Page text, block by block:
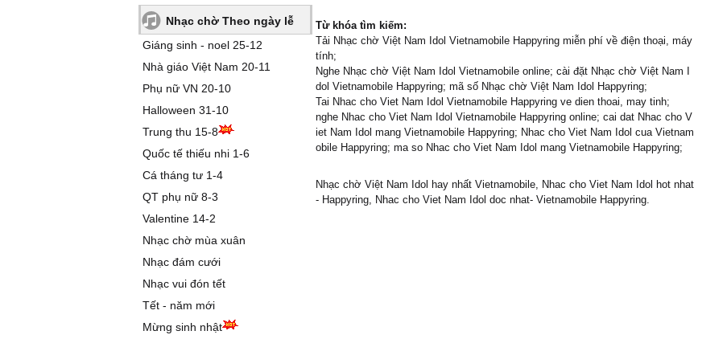
Nhạc chờ Theo ngày lễ
Giáng sinh - noel 25-12
Nhà giáo Việt Nam 20-11
Phụ nữ VN 20-10
Halloween 31-10
Trung thu 15-8
Quốc tế thiếu nhi 1-6
Cá tháng tư 1-4
QT phụ nữ 8-3
Valentine 14-2
Nhạc chờ mùa xuân
Nhạc đám cưới
Nhạc vui đón tết
Tết - năm mới
Mừng sinh nhật
Từ khóa tìm kiếm:
Tải Nhạc chờ Việt Nam Idol Vietnamobile Happyring miễn phí về điện thoại, máy
tính;
Nghe Nhạc chờ Việt Nam Idol Vietnamobile online; cài đặt Nhạc chờ Việt Nam I
dol Vietnamobile Happyring; mã số Nhạc chờ Việt Nam Idol Happyring;
Tai Nhac cho Viet Nam Idol Vietnamobile Happyring ve dien thoai, may tinh;
nghe Nhac cho Viet Nam Idol Vietnamobile Happyring online; cai dat Nhac cho V
iet Nam Idol mang Vietnamobile Happyring; Nhac cho Viet Nam Idol cua Vietnam
obile Happyring; ma so Nhac cho Viet Nam Idol mang Vietnamobile Happyring;
Nhạc chờ Việt Nam Idol hay nhất Vietnamobile, Nhac cho Viet Nam Idol hot nhat
- Happyring, Nhac cho Viet Nam Idol doc nhat- Vietnamobile Happyring.